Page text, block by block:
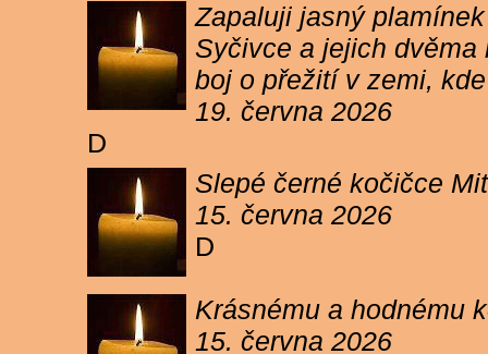
Zapaluji jasný
Syčivce a jejich
boj o přežití v zemi,
19. června 2026
D
Slepé černé kočičce
15. června 2026
D
Krásnému a hodnému
15. června 2026